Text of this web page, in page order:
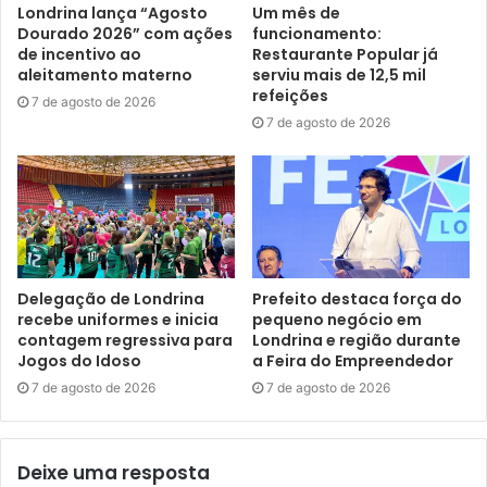
A gestão do prefeito Marcelo Belinati tem investido na
Rede Cicloviária de Londrina. Atualmente, a cidade conta
com 53 km de ciclovias e mais 6 km em fase preparatória
para execução. Deste total, 22,4 km foram implantadas
somente nesta gestão. Além disso, o Plano de Mobilidade
Urbana de Londrina (Decreto 865 de agosto de 22) prevê a
implantação de 290 km ao longo dos próximos 20 anos.
Em fevereiro deste ano, o município recebeu o Selo do
Programa Bicicleta Brasil, do Ministério de Estado de
Desenvolvimento Regional, destinado ao reconhecimento
de intervenções e iniciativas que incentivam o uso da
bicicleta visando à melhoria das condições de mobilidade
Aliado a isso, Londrina vive um momento singular no
Londrina lança “Agosto
Dourado 2026” com ações
de incentivo ao
aleitamento materno
7 de agosto de 2026
Um mês de
funcionamento:
Restaurante Popular já
serviu mais de 12,5 mil
refeições
7 de agosto de 2026
Delegação de Londrina
recebe uniformes e inicia
contagem regressiva para
Jogos do Idoso
7 de agosto de 2026
Prefeito destaca força do
pequeno negócio em
Londrina e região durante
a Feira do Empreendedor
7 de agosto de 2026
Deixe uma resposta